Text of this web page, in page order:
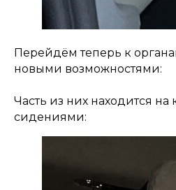
Перейдём теперь к
новыми возможностями:
Часть из них находится
сидениями: